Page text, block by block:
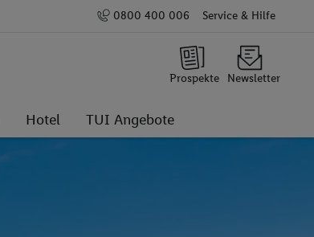
0800 400 006 Service & Hilfe
Prospekte Newsletter
Hotel TUI Angebote